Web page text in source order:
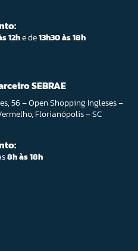
12he de13h30 às 18h
SEBRAE
56 – Open Shopping Ingleses –
Florianópolis – SC
8h às 18h